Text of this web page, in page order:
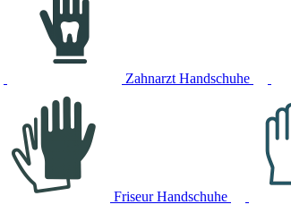
Zahnarzt Handschuhe
Friseur Handschuhe